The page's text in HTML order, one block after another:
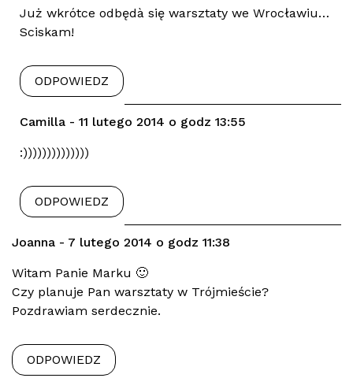
Już wkrótce odbędà się warsztaty we Wrocławiu…
Sciskam!
ODPOWIEDZ
Camilla - 11 lutego 2014 o godz 13:55
:))))))))))))))
ODPOWIEDZ
Joanna - 7 lutego 2014 o godz 11:38
Witam Panie Marku 🙂
Czy planuje Pan warsztaty w Trójmieście?
Pozdrawiam serdecznie.
ODPOWIEDZ